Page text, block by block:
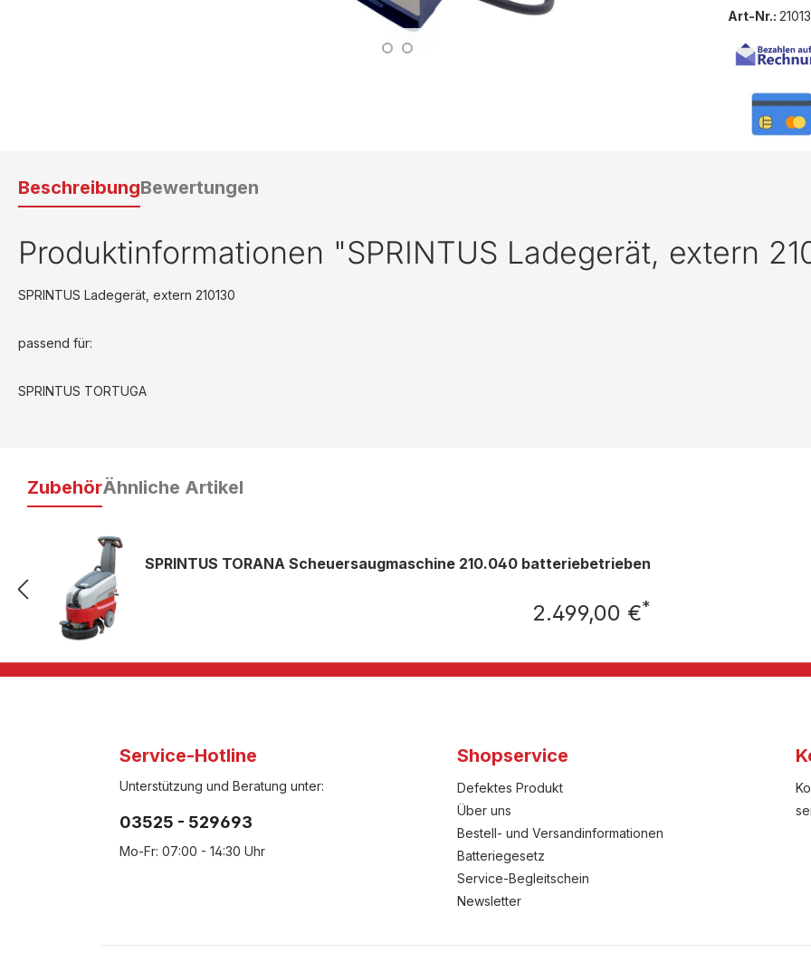
Art-Nr.:
BeschreibungBewertungen
Produktinformationen "SPRINTUS Ladegerät, extern
SPRINTUS Ladegerät, extern 210130
passend für:
SPRINTUS TORTUGA
ZubehörÄhnliche Artikel
SPRINTUS TORANA Scheuersaugmaschine 210.040 batteriebetrieben
Regulärer Preis:
2.499,00 €*
Service-Hotline
Unterstützung und Beratung unter:
03525 - 529693
Mo-Fr: 07:00 - 14:30 Uhr
Shopservice
Defektes Produkt
Über uns
Bestell- und Versandinformationen
Batteriegesetz
Service-Begleitschein
Newsletter